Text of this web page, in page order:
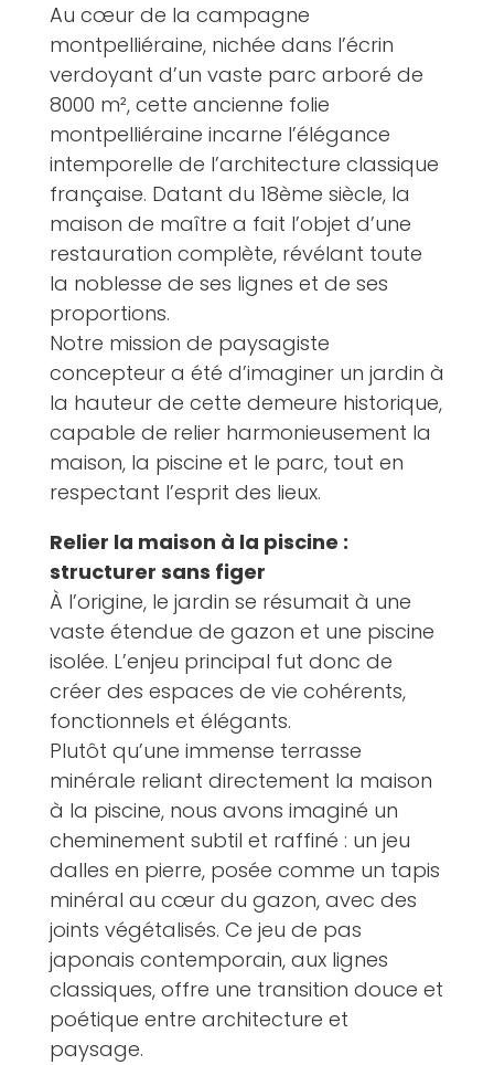
Au cœur de la campagne
montpelliéraine, nichée dans l’écrin
verdoyant d’un vaste parc arboré de
8000 m², cette ancienne folie
montpelliéraine incarne l’élégance
intemporelle de l’architecture classique
française. Datant du 18ème siècle, la
maison de maître a fait l’objet d’une
restauration complète, révélant toute
la noblesse de ses lignes et de ses
proportions.
Notre mission de paysagiste
concepteur a été d’imaginer un jardin à
la hauteur de cette demeure historique,
capable de relier harmonieusement la
maison, la piscine et le parc, tout en
respectant l’esprit des lieux.
Relier la maison à la piscine :
structurer sans figer
À l’origine, le jardin se résumait à une
vaste étendue de gazon et une piscine
isolée. L’enjeu principal fut donc de
créer des espaces de vie cohérents,
fonctionnels et élégants.
Plutôt qu’une immense terrasse
minérale reliant directement la maison
à la piscine, nous avons imaginé un
cheminement subtil et raffiné : un jeu
dalles en pierre, posée comme un tapis
minéral au cœur du gazon, avec des
joints végétalisés. Ce jeu de pas
japonais contemporain, aux lignes
classiques, offre une transition douce et
poétique entre architecture et
paysage.